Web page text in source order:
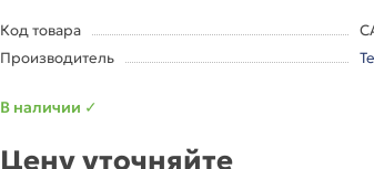
Код товара
Производитель
В наличии ✓
Цену уточняйте